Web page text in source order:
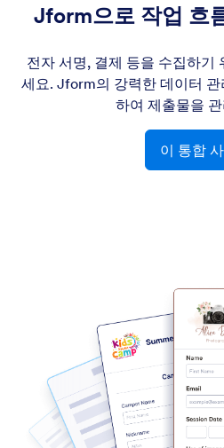
Jform으로 작업 흐
전자 서명, 결제 등을 수집하기
세요. Jform의 강력한 데이터
하여 제출물을
이 통합